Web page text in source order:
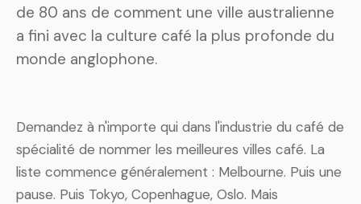
de 80 ans de comment une ville australienne
a fini avec la culture café la plus profonde du
monde anglophone.
Demandez à n'importe qui dans l'industrie du café de
spécialité de nommer les meilleures villes café. La
liste commence généralement : Melbourne. Puis une
pause. Puis Tokyo, Copenhague, Oslo. Mais